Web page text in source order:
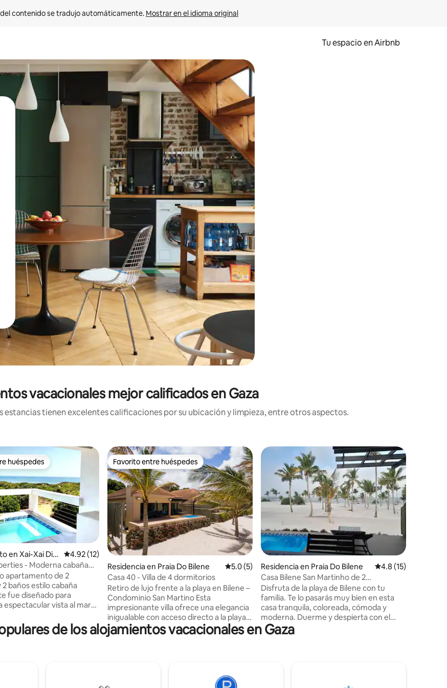
contenido se tradujo automáticamente. Mostrar en el idioma original
Tu espacio en Airbnb
usando las teclas de las flechas hacia arriba y hacia abajo, o bien tocando y deslizando la pantalla.
vacacionales mejor calificados en Gaza
estancias tienen excelentes calificaciones por su ubicación y limpieza, entre otros aspectos.
de 5; 6 evaluaciones
huéspedes
huéspedes
en Xai-Xai Dist
Calificación promedio: 4.92 de 5; 12 evaluaciones
4.92 (12)
- Moderna cabaña
apartamento de 2
baños estilo cabaña
fue diseñado para
espectacular vista al mar
terraza de piscina.
está
Favorito entre huéspedes
Favorito entre huéspedes
Residencia en Praia Do Bilene Calificación promedio: 5.0 de 5; 5 evaluaciones
5.0 (5)
Casa 40 - Villa de 4 dormitorios
Retiro de lujo frente a la playa en Bilene –
Condominio San Martino Esta
impresionante villa ofrece una elegancia
inigualable con acceso directo a la playa e
impresionantes vistas al mar. -4
dormitorios, incluidas 2 opulentas suites
exclusiva al aire libre. - Servicios básicos:
piscina del condominio, gimnasio y
Residencia en Praia Do Bilene Calificación
4.8 (15)
Casa Bilene San Martinho de 2
dormitorios frente a la playa
Disfruta de la playa de Bilene con tu
familia. Te lo pasarás muy bien en esta
casa tranquila, coloreada, cómoda y
moderna. Duerme y despierta con el
sonidos de las olas y el canto de los
pájaros. Disfruta de la playa y de un
equipada, que incluye aire acondicionado
de los alojamientos vacacionales en Gaza